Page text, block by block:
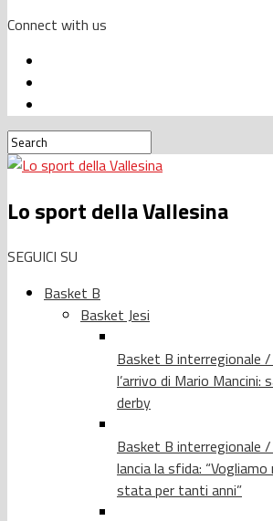
Connect with us
Lo sport della Vallesina
SEGUICI SU
Basket B
Basket Jesi
Basket B interregionale
l’arrivo di Mario Mancini:
derby
Basket B interregionale
lancia la sfida:
stata per tanti anni”